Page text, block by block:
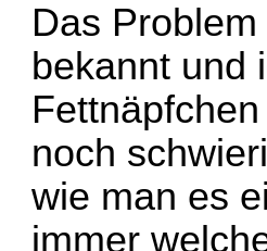
Das
bekannt und
noch
wie man es
immer